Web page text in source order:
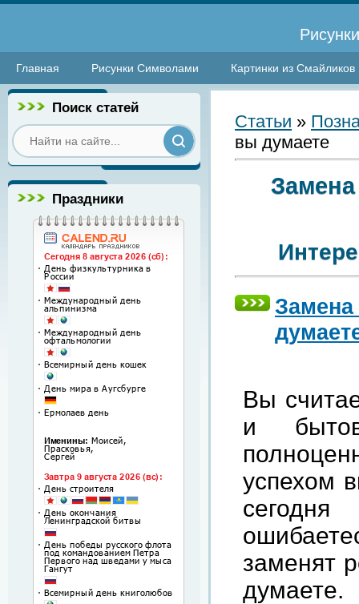
Главная Рисунки Символами Картинки из Смайликов
Поиск статей
Праздники
Статьи »
вы думаете
Вы
и
успехом
заменят
думаете.